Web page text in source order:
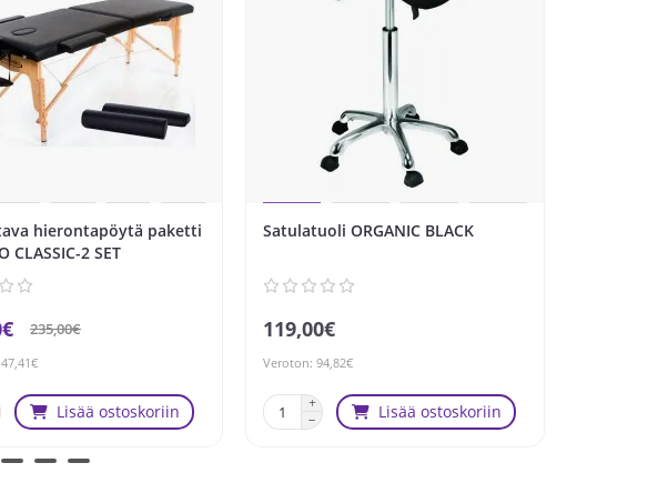
hierontapöytä paketti
CLASSIC-2 SET
235,00€
Lisää ostoskoriin
Satulatuoli ORGANIC BLACK
119,00€
Veroton: 94,82€
Lisää ostoskoriin